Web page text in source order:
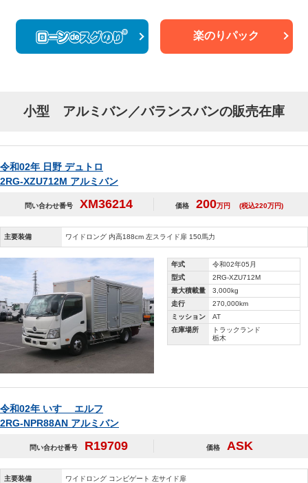
楽のりパック
小型 アルミバン／バランスバンの販売在庫
令和02年 日野 デュトロ
2RG-XZU712M アルミバン
問い合わせ番号 XM36214 価格 200万円 (税込220万円)
主要装備 ワイドロング 内高188cm 左スライド扉 150馬力
年式
令和02年05月
型式
2RG-XZU712M
最大積載量
3,000kg
走行
270,000km
ミッション
AT
在庫場所
トラックランド
栃木
令和02年 いすゞ エルフ
2RG-NPR88AN アルミバン
問い合わせ番号 R19709 価格 ASK
主要装備 ワイドロング コンビゲート 左サイド扉